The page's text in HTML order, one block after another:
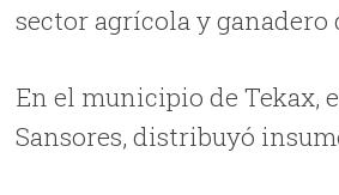
sector agrícola y ganadero
En el municipio de Tekax,
Sansores, distribuyó